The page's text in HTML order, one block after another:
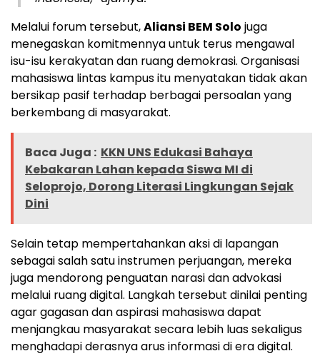
Melalui forum tersebut,Aliansi BEM Solo juga
menegaskan komitmennya untuk terus mengawal
isu-isu kerakyatan dan ruang demokrasi. Organisasi
mahasiswa lintas kampus itu menyatakan tidak akan
bersikap pasif terhadap berbagai persoalan yang
berkembang di masyarakat.
Baca Juga : KKN UNS Edukasi Bahaya
Kebakaran Lahan kepada Siswa MI di
Seloprojo, Dorong Literasi Lingkungan Sejak
Dini
Selain tetap mempertahankan aksi di lapangan
sebagai salah satu instrumen perjuangan, mereka
juga mendorong penguatan narasi dan advokasi
melalui ruang digital. Langkah tersebut dinilai penting
agar gagasan dan aspirasi mahasiswa dapat
menjangkau masyarakat secara lebih luas sekaligus
menghadapi derasnya arus informasi di era digital.